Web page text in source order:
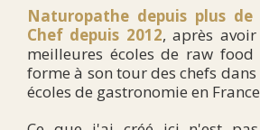
Naturopathe depuis plus de
Chef depuis 2012, après
meilleures écoles de raw food
forme à son tour des chefs
écoles de gastronomie en